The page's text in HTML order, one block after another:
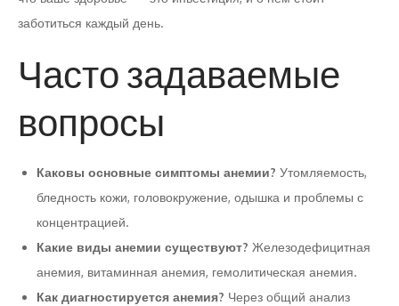
заботиться каждый день.
Часто задаваемые
вопросы
Каковы основные симптомы анемии? Утомляемость,
бледность кожи, головокружение, одышка и проблемы с
концентрацией.
Какие виды анемии существуют? Железодефицитная
анемия, витаминная анемия, гемолитическая анемия.
Как диагностируется анемия? Через общий анализ